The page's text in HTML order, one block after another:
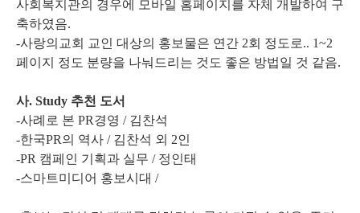
사회복지관의 경우에 모바일 홈페이지를 자체 개발하여 구
축하였음.
-사랑의교회 교인 대상의 홍보물은 연간 2회 정도로.. 1~2
페이지 정도 분량을 나눠드리는 것도 좋은 방법일 것 같음.
사. Study 추천 도서
-사례로 본 PR경영 / 김찬석
-한국PR의 역사 / 김찬석 외 2인
-PR 캠페인 기획과 실무 / 정인태
-스마트미디어 홍보시대 /